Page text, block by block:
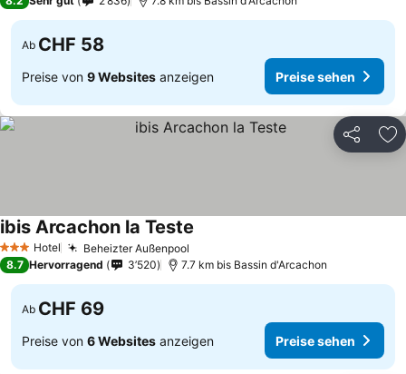
Ab CHF 58
Preise von 9 Websites anzeigen Preise sehen
Teilen
3 SterneHotel Beheizter Außenpool
ibis Arcachon la Teste
8.7 Hervorragend 3’520 7.7 km bis Bassin d'Arcachon
Ab CHF 69
Preise von 6 Websites anzeigen Preise sehen